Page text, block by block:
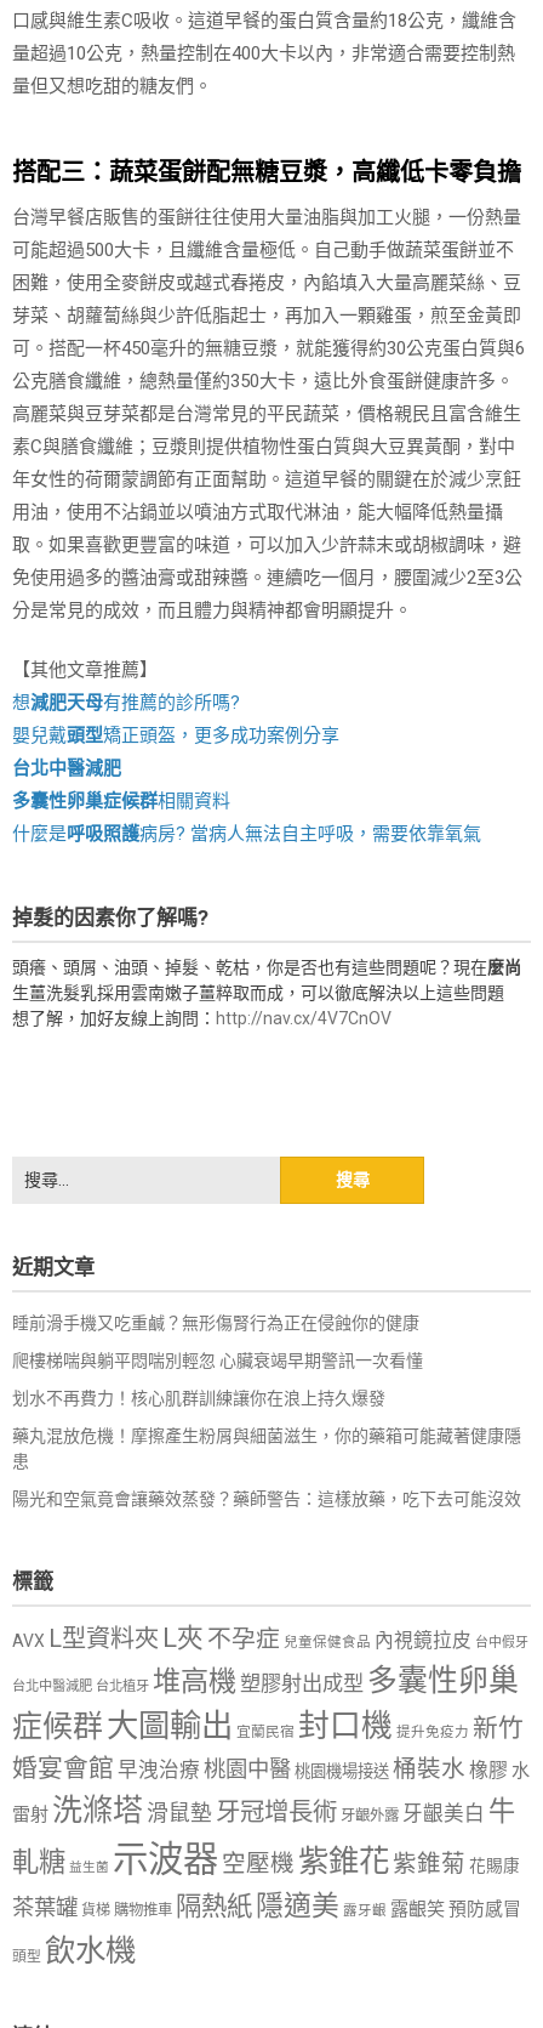
口感與維生素C吸收。這道早餐的蛋白質含量約18公克，纖維含
量超過10公克，熱量控制在400大卡以內，非常適合需要控制熱
量但又想吃甜的糖友們。
搭配三：蔬菜蛋餅配無糖豆漿，高纖低卡零負擔
台灣早餐店販售的蛋餅往往使用大量油脂與加工火腿，一份熱量
可能超過500大卡，且纖維含量極低。自己動手做蔬菜蛋餅並不
困難，使用全麥餅皮或越式春捲皮，內餡填入大量高麗菜絲、豆
芽菜、胡蘿蔔絲與少許低脂起士，再加入一顆雞蛋，煎至金黃即
可。搭配一杯450毫升的無糖豆漿，就能獲得約30公克蛋白質與6
公克膳食纖維，總熱量僅約350大卡，遠比外食蛋餅健康許多。
高麗菜與豆芽菜都是台灣常見的平民蔬菜，價格親民且富含維生
素C與膳食纖維；豆漿則提供植物性蛋白質與大豆異黃酮，對中
年女性的荷爾蒙調節有正面幫助。這道早餐的關鍵在於減少烹飪
用油，使用不沾鍋並以噴油方式取代淋油，能大幅降低熱量攝
取。如果喜歡更豐富的味道，可以加入少許蒜末或胡椒調味，避
免使用過多的醬油膏或甜辣醬。連續吃一個月，腰圍減少2至3公
分是常見的成效，而且體力與精神都會明顯提升。
【其他文章推薦】
想減肥天母有推薦的診所嗎?
嬰兒戴頭型矯正頭盔，更多成功案例分享
台北中醫減肥
多囊性卵巢症候群相關資料
什麼是呼吸照護病房? 當病人無法自主呼吸，需要依靠氧氣
掉髮的因素你了解嗎?
頭癢、頭屑、油頭、掉髮、乾枯，你是否也有這些問題呢？現在麼尚
生薑洗髮乳採用雲南嫩子薑粹取而成，可以徹底解決以上這些問題
想了解，加好友線上詢問： http://nav.cx/4V7CnOV
搜
尋
字:
近期文章
睡前滑手機又吃重鹹？無形傷腎行為正在侵蝕你的健康
爬樓梯喘與躺平悶喘別輕忽 心臟衰竭早期警訊一次看懂
划水不再費力！核心肌群訓練讓你在浪上持久爆發
藥丸混放危機！摩擦產生粉屑與細菌滋生，你的藥箱可能藏著健康隱
患
陽光和空氣竟會讓藥效蒸發？藥師警告：這樣放藥，吃下去可能沒效
標籤
AVX L型資料夾 L夾 不孕症 兒童保健食品 內視鏡拉皮 台中假牙
台北中醫減肥 台北植牙 堆高機塑膠射出成型 多囊性卵巢
症候群大圖輸出 宜蘭民宿 封口機 提升免疫力 新竹
婚宴會館 早洩治療 桃園中醫 桃園機場接送 桶裝水 橡膠 水
雷射 洗滌塔 滑鼠墊 牙冠增長術 牙齦外露 牙齦美白 牛
軋糖 益生菌 示波器 空壓機 紫錐花紫錐菊 花賜康
茶葉罐 貨梯 購物推車 隔熱紙 隱適美 露牙齦 露齦笑預防感冒
頭型 飲水機